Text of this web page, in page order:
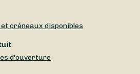
créneaux disponibles
d'ouverture